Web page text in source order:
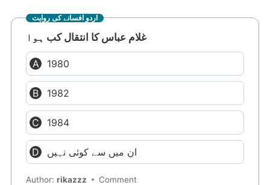
اردو افسانے کی روایت
غلام عباس کا انتقال کب ہوا
1980
1982
1984
ان میں سے کوئی نہیں
Author:rikazzz Comment